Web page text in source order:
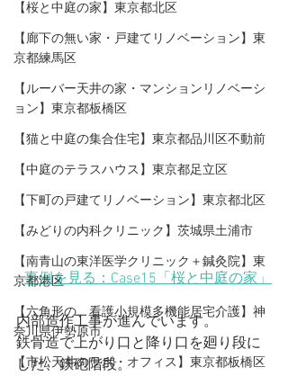
【桜と中庭の家】東京都北区
【廊下の無い家・戸建てリノベーション】東
京都練馬区
【ルーバー天井の家・マンションリノベーシ
ョン】東京都板橋区
【猫と中庭の集合住宅】東京都品川区不動前
【中庭のテラスハウス】東京都足立区
【下町の戸建てリノベーション】東京都北区
【みどりの内科クリニック】茨城県土浦市
【​南青山の東洋医学クリニック＋鍼灸院】東
京都港区
【六角形の、看護小規模多機能居宅介護】神
奈川県伊勢原市
【市松天井のラボ・オフィス】東京都板橋区
事例を見る：Case15「桜と中庭の家」
内部造作工事が進んでいます。
鉄骨造で上がり口と降り口を廻り段に
した、鉄砲階段。